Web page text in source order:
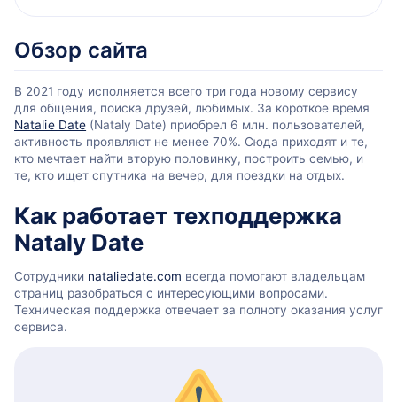
Обзор сайта
В 2021 году исполняется всего три года новому сервису
для общения, поиска друзей, любимых. За короткое время
Natalie Date (Nataly Date) приобрел 6 млн. пользователей,
активность проявляют не менее 70%. Сюда приходят и те,
кто мечтает найти вторую половинку, построить семью, и
те, кто ищет спутника на вечер, для поездки на отдых.
Как работает техподдержка
Nataly Date
Сотрудники nataliedate.com всегда помогают владельцам
страниц разобраться с интересующими вопросами.
Техническая поддержка отвечает за полноту оказания услуг
сервиса.